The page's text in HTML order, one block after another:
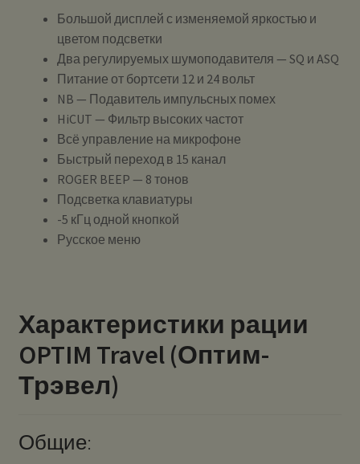
Большой дисплей с изменяемой яркостью и
цветом подсветки
Два регулируемых шумоподавителя — SQ и ASQ
Питание от бортсети 12 и 24 вольт
NB — Подавитель импульсных помех
HiCUT — Фильтр высоких частот
Всё управление на микрофоне
Быстрый переход в 15 канал
ROGER BEEP — 8 тонов
Подсветка клавиатуры
-5 кГц одной кнопкой
Русское меню
Характеристики рации
OPTIM Travel (Оптим-
Трэвел)
Общие: